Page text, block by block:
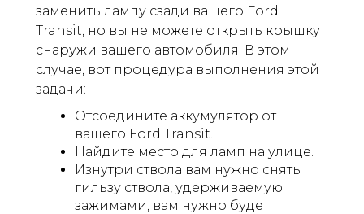
заменить лампу сзади вашего Ford
Transit, но вы не можете открыть крышку
снаружи вашего автомобиля. В этом
случае, вот процедура выполнения этой
задачи:
Отсоедините аккумулятор от
вашего Ford Transit.
Найдите место для ламп на улице.
Изнутри ствола вам нужно снять
гильзу ствола, удерживаемую
зажимами, вам нужно будет